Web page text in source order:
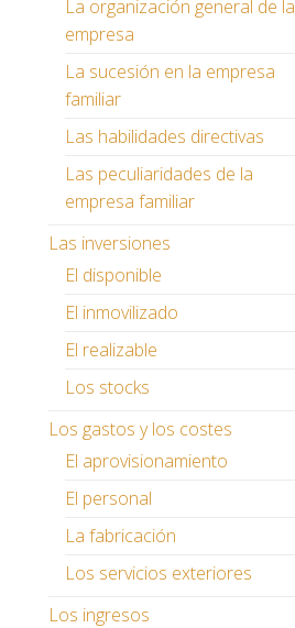
La organización general de la
empresa
La sucesión en la empresa
familiar
Las habilidades directivas
Las peculiaridades de la
empresa familiar
Las inversiones
El disponible
El inmovilizado
El realizable
Los stocks
Los gastos y los costes
El aprovisionamiento
El personal
La fabricación
Los servicios exteriores
Los ingresos